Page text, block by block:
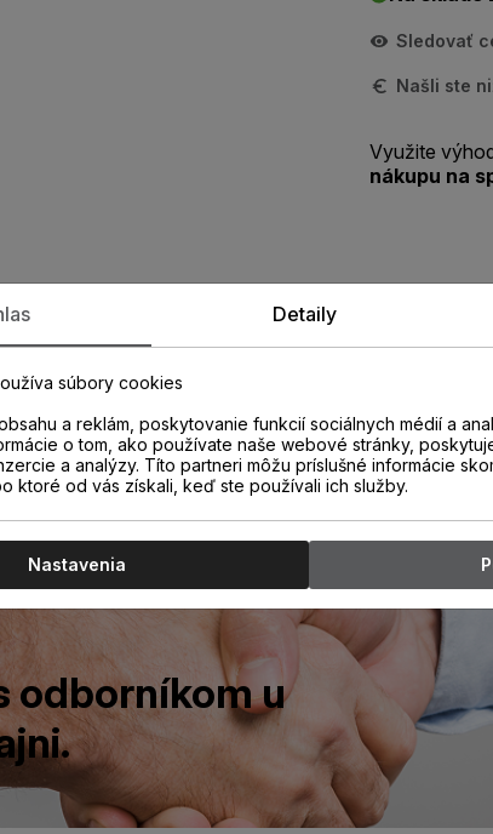
Sledovať
Našli ste
Využite
nákupu na
Zistite viac o
odborníkom u
Detaily
súbory cookies
a reklám, poskytovanie funkcií sociálnych médií a
o tom, ako používate naše webové stránky,
a analýzy. Títo partneri môžu príslušné informácie
ktoré od vás získali, keď ste používali ich služby.
Nastavenia